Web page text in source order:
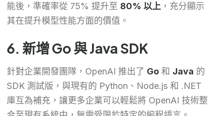
能後，準確率從 75% 提升至 80% 以上 ，充分顯示
其在提升模型性能方面的價值。
6. 新增 Go 與 Java SDK
針對企業開發團隊，OpenAI 推出了 Go和 Java 的
SDK 測試版，與現有的 Python、Node.js 和 .NET
庫互為補充，讓更多企業可以輕鬆將 OpenAI 技術整